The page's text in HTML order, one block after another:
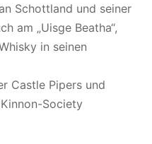
Schottland und seiner
am „Uisge Beatha“,
in seinen
Castle Pipers und
Society